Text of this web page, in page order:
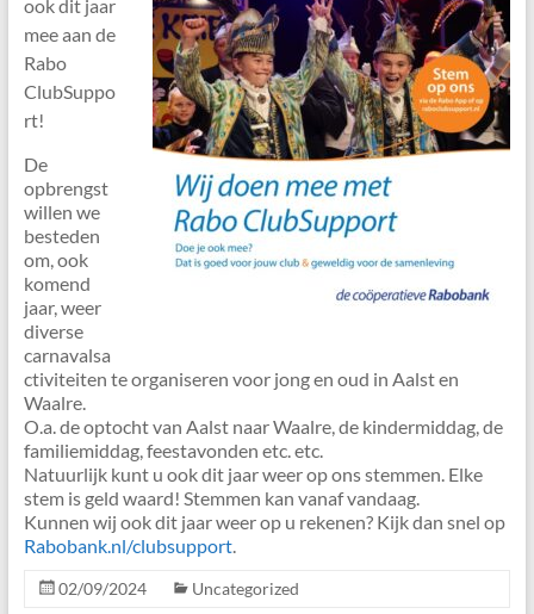
ook dit jaar
mee aan de
Rabo
ClubSuppo
rt!
De
opbrengst
willen we
besteden
om, ook
komend
jaar, weer
diverse
carnavalsa
ctiviteiten te organiseren voor jong en oud in Aalst en
Waalre.
O.a. de optocht van Aalst naar Waalre, de kindermiddag, de
familiemiddag, feestavonden etc. etc.
Natuurlijk kunt u ook dit jaar weer op ons stemmen. Elke
stem is geld waard! Stemmen kan vanaf vandaag.
Kunnen wij ook dit jaar weer op u rekenen? Kijk dan snel op
Rabobank.nl/clubsupport.
02/09/2024 Uncategorized